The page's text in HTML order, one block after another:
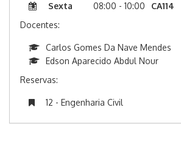
Sexta 08:00 - 10:00
CA114
Docentes:
Carlos Gomes Da Nave Mendes
Edson Aparecido Abdul Nour
Reservas:
12 - Engenharia Civil